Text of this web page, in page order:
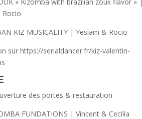
Rocio
KIZ MUSICALITY | Yeslam & Rocio
sur https://serialdancer.fr/kiz-valentin-
des portes & restauration
FUNDATIONS | Vincent & Cecilia